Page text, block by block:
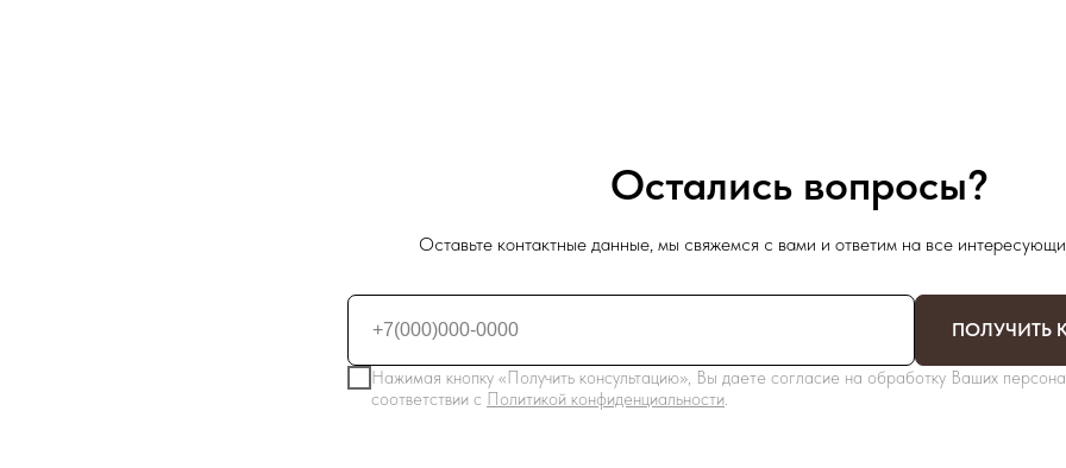
Остались вопросы?
Оставьте контактные данные, мы свяжемся с вами и ответим на все
Нажимая кнопку «Получить консультацию», Вы даете согласие на обработку Ваших
соответствии с Политикой конфиденциальности.
ПОЛУЧИТЬ